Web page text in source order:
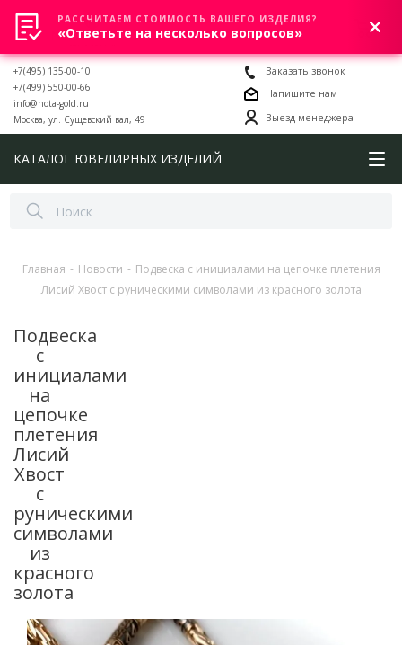
0
+7(495) 135-00-10
+7(499) 550-00-66
info@nota-gold.ru
Москва, ул. Сущевский вал, 49
Заказать звонок
Напишите нам
Выезд менеджера
КАТАЛОГ ЮВЕЛИРНЫХ ИЗДЕЛИЙ
Главная - Новости - Подвеска с инициалами на цепочке плетения
Лисий Хвост с руническими символами из красного золота
Подвеска
с
инициалами
на
цепочке
плетения
Лисий
Хвост
с
руническими
символами
из
красного
золота
РАССЧИТАЕМ СТОИМОСТЬ ВАШЕГО ИЗДЕЛИЯ?
«Ответьте на несколько вопросов»